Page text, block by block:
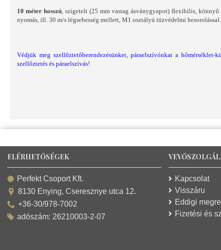
10 méter hosszú, szigetelt (25 mm vastag ásványgyapot) flexibilis,
nyomás, ill. 30 m/s légsebesség mellett, M1 osztályú tüzvédelmi besorolással.
Védjük meg szellőztetőberendezésünket, páraelszívónkat a
szellőztetés és páraelszívás!
ELÉRHETŐSÉGEK
Perfekt Csoport Kft.
8130 Enying, Cseresznye utca 12.
+36-30/978-7002
adószám: 26210003-2-07
Kapcsolat
Visszáru
Eddigi
Fizetési és